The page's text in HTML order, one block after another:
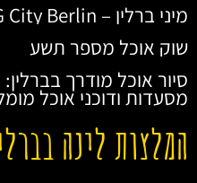
מיני ברלין – Little BIG City Berlin
שוק אוכל מספר תשע
סיור אוכל מודרך בברלין:
מסעדות ודוכני אוכל
המלצות לינה